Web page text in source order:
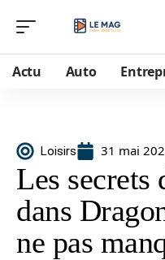
Actu Auto
Loisirs 31 mai
Les secrets
dans
ne pas